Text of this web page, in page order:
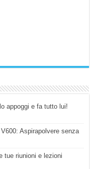
appoggi e fa tutto lui!
Aspirapolvere senza
tue riunioni e lezioni